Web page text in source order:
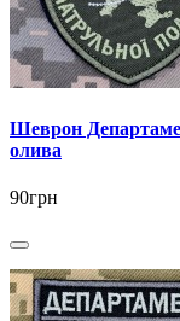
Шеврон
олива
90грн